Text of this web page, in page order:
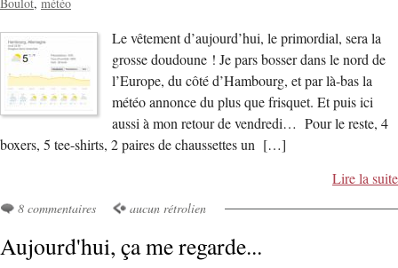
Le vêtement d’aujourd’hui, le primordial, sera la
grosse doudoune ! Je pars bosser dans le nord de
l’Europe, du côté d’Hambourg, et par là-bas la
météo annonce du plus que frisquet. Et puis ici
aussi à mon retour de vendredi… Pour le reste, 4
boxers, 5 tee-shirts, 2 paires de chaussettes un […]
Lire la suite
8 commentaires aucun rétrolien
Aujourd'hui, ça me regarde...